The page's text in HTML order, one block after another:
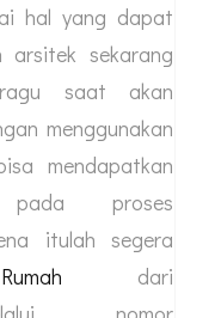
sirkulasi alami
menggunakan
listrik di
hal yang dapat
arsitek sekarang
saat akan
menggunakan